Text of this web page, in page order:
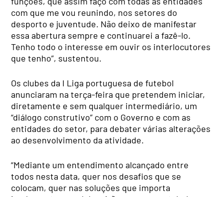
com que me vou reunindo, nos setores do
desporto e juventude. Não deixo de manifestar
essa abertura sempre e continuarei a fazê-lo.
Tenho todo o interesse em ouvir os interlocutores
que tenho”, sustentou.
Os clubes da I Liga portuguesa de futebol
anunciaram na terça-feira que pretendem iniciar,
diretamente e sem qualquer intermediário, um
“diálogo construtivo” com o Governo e com as
entidades do setor, para debater várias alterações
ao desenvolvimento da atividade.
“Mediante um entendimento alcançado entre
todos nesta data, quer nos desafios que se
colocam, quer nas soluções que importa